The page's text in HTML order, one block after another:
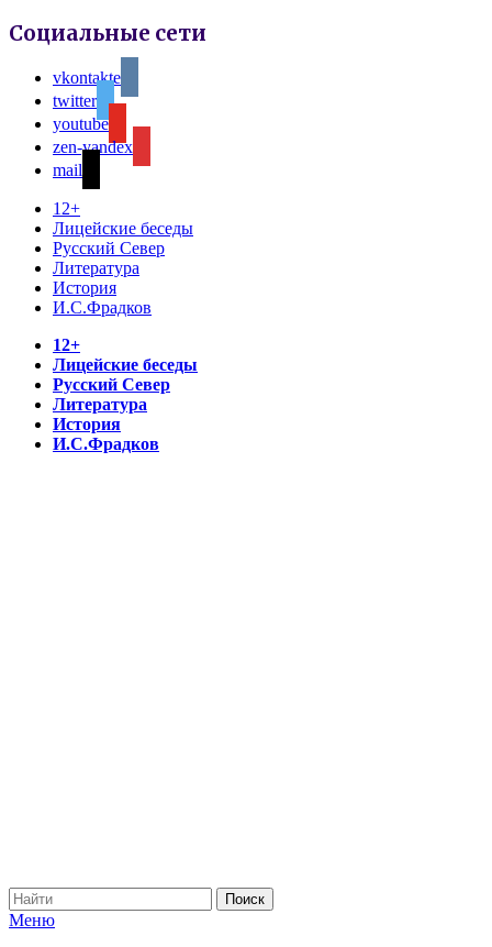
Социальные сети
vkontakte
twitter
youtube
zen-yandex
mail
12+
Лицейские беседы
Русский Север
Литература
История
И.С.Фрадков
12+
Лицейские беседы
Русский Север
Литература
История
И.С.Фрадков
Меню